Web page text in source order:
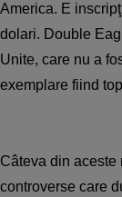
America. E
dolari. Double
Unite, care nu a
exemplare fiind
Câteva din
controverse care